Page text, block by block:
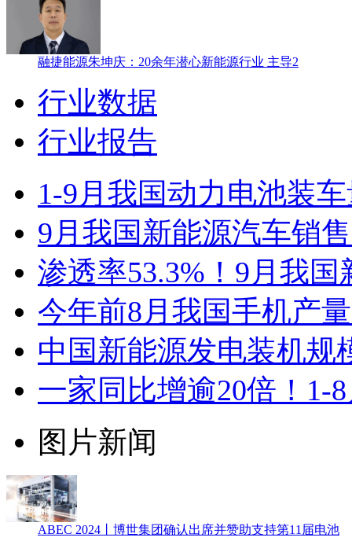
融捷能源朱坤庆：20余年潜心新能源行业 主导2
行业数据
行业报告
1-9月我国动力电池装
9月我国新能源汽车销
渗透率53.3%！9月我
今年前8月我国手机产
中国新能源发电装机规
一家同比增逾20倍！1-
图片新闻
ABEC 2024丨博世集团确认出席并赞助支持第11届电池